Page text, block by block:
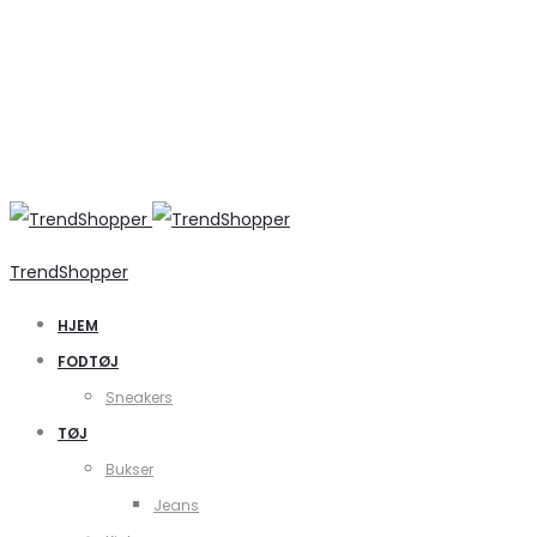
TrendShopper
HJEM
FODTØJ
Sneakers
TØJ
Bukser
Jeans